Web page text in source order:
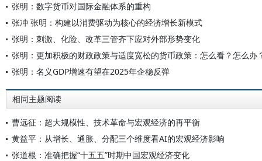
张明：数字货币对国际金融体系的重构
张冲 张明：构建以消费驱动为核心的经济增长新模式
张明：刺激、化险、改革三管齐下应对外部形势变化
张明：更加积极的财政政策与适度宽松的货币政策：怎么看？怎么办
张明：名义GDP增速有望在2025年企稳反弹
相同主题阅读
曹远征：超大规模性、技术革命与宏观经济的再平衡
黄益平：从增长、通胀、分配三个维度看AI的宏观经济影响
张道根：准确把握“十五五”时期中国宏观经济变化